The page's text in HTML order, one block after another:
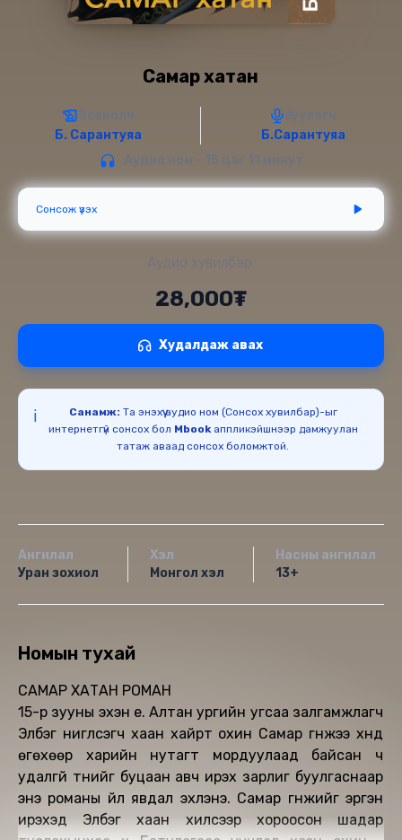
Самар хатан
Зохиолч
Б. Сарантуяа
Өгүүлэгч
Б.Сарантуяа
Сонсож үзэх
Аудио хувилбар:
28,000₮
Худалдаж авах
ℹ️ Санамж: Та энэхүү аудио ном (Сонсох хувилбар)-ыг
интернетгүй сонсох бол Mbookаппликэйшнээр дамжуулан
татаж аваад сонсох боломжтой.
Ангилал
Уран зохиол
Хэл
Монгол хэл
Насны ангилал
13+
Номын тухай
САМАР ХАТАН РОМАН
15-р зууны эхэн үе. Алтан ургийн угсаа залгамжлагч
Элбэг нигүүлсэгч хаан хайрт охин Самар гүнжээ хүнд
өгөхөөр харийн нутагт мордуулаад байсан ч
удалгүй түүнийг буцаан авч ирэх зарлиг буулгаснаар
энэ романы үйл явдал эхлэнэ. Самар гүнжийг эргэн
ирэхэд Элбэг хаан хилсээр хороосон шадар